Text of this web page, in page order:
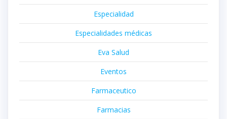
Especialidad
Especialidades médicas
Eva Salud
Eventos
Farmaceutico
Farmacias